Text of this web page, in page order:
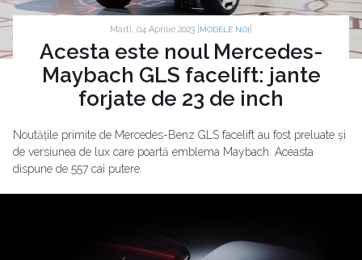
Marti, 04 Aprilie 2023 | MODELE NOI
Acesta este noul Mercedes-
Maybach GLS facelift: jante
forjate de 23 de inch
Noutățile primite de Mercedes-Benz GLS facelift au fost preluate și
de versiunea de lux care poartă emblema Maybach. Aceasta
dispune de 557 cai putere.